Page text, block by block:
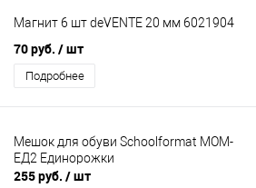
Магнит 6 шт deVENTE 20 мм 6021904
70 руб. / шт
Подробнее
Мешок для обуви Schoolformat МОМ-
ЕД2 Единорожки
255 руб. / шт